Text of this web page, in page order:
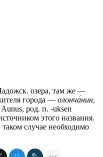
озера, там же —
города — олонча́нин,
род. п. -uksen
этого названия.
случае необходимо